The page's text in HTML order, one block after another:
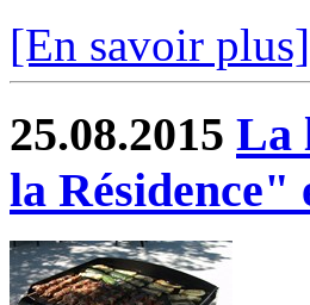
[En savoir plus]
25.08.2015 La
la Résidence"